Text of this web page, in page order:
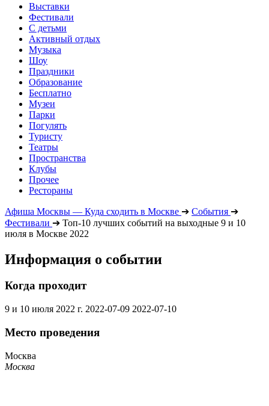
Выставки
Фестивали
С детьми
Активный отдых
Музыка
Шоу
Праздники
Образование
Бесплатно
Музеи
Парки
Погулять
Туристу
Театры
Пространства
Клубы
Прочее
Рестораны
Афиша Москвы — Куда сходить в Москве ➔ События ➔
Фестивали ➔ Топ-10 лучших событий на выходные 9 и 10
июля в Москве 2022
Информация о событии
Когда проходит
9 и 10 июля 2022 г. 2022-07-09 2022-07-10
Место проведения
Москва
Москва